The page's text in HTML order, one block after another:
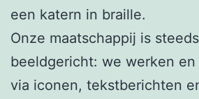
een katern in braille.
Onze maatschappij is
beeldgericht: we werken
via iconen, tekstberichten